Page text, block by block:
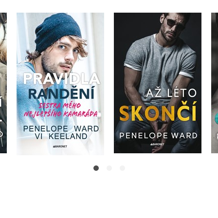
Pravidla randění -
Sestra mého
nejlepšího kamaráda
Penelope Ward
Do košíku
469 Kč
375 Kč
Až léto skončí
Penelope Ward
Do košíku
399 Kč
319 Kč